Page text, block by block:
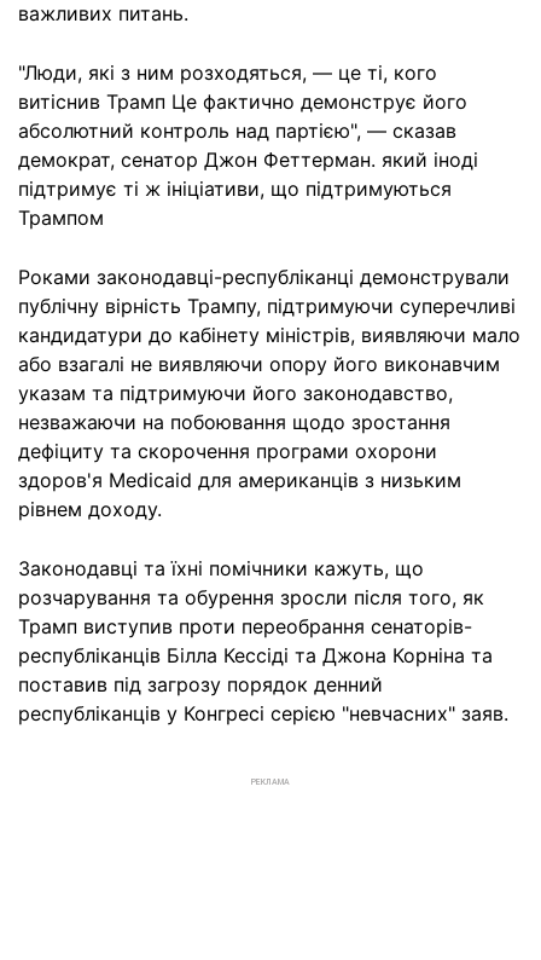
важливих питань.
"Люди, які з ним розходяться, — це ті, кого
витіснив Трамп Це фактично демонструє його
абсолютний контроль над партією", — сказав
демократ, сенатор Джон Феттерман. який іноді
підтримує ті ж ініціативи, що підтримуються
Трампом
Роками законодавці-республіканці демонстрували
публічну вірність Трампу, підтримуючи суперечливі
кандидатури до кабінету міністрів, виявляючи мало
або взагалі не виявляючи опору його виконавчим
указам та підтримуючи його законодавство,
незважаючи на побоювання щодо зростання
дефіциту та скорочення програми охорони
здоров'я Medicaid для американців з низьким
рівнем доходу.
Законодавці та їхні помічники кажуть, що
розчарування та обурення зросли після того, як
Трамп виступив проти переобрання сенаторів-
республіканців Білла Кессіді та Джона Корніна та
поставив під загрозу порядок денний
республіканців у Конгресі серією "невчасних" заяв.
РЕКЛАМА